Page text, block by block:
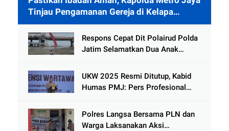
Tinjau Pengamanan Gereja di Kelapa
Gading
Respons Cepat Dit Polairud Polda
Jatim Selamatkan Dua Anak
Kenjeran
UKW 2025 Resmi Ditutup, Kabid
Humas PMJ: Pers Profesional
Hoaks
Polres Langsa Bersama PLN dan
Warga Laksanakan Aksi